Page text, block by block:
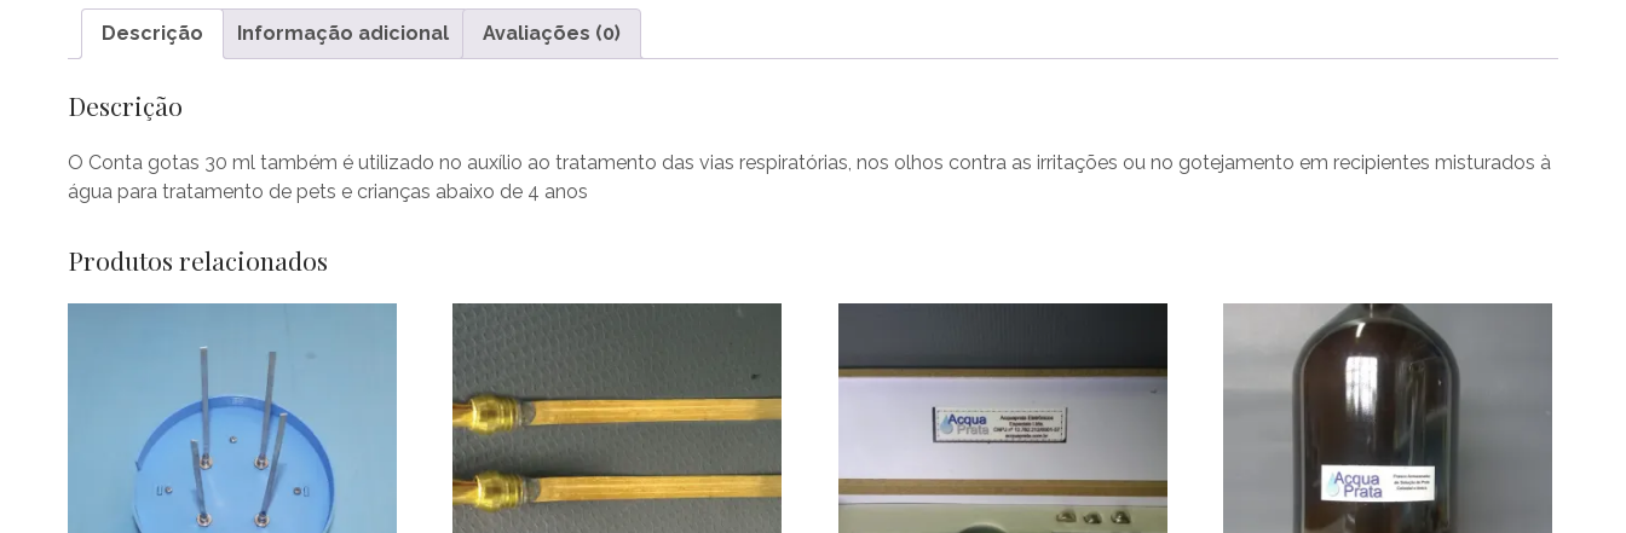
Descrição Informação adicional Avaliações (0)
Descrição
O Conta gotas 30 ml também é utilizado no auxílio ao tratamento das vias respiratórias, nos olhos contra as irritações ou no gotejamento em recipientes misturados à
água para tratamento de pets e crianças abaixo de 4 anos
Produtos relacionados